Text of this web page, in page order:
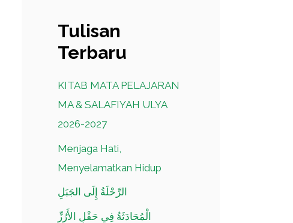
Tulisan
Terbaru
KITAB MATA PELAJARAN
MA & SALAFIYAH ULYA
2026-2027
Menjaga Hati,
Menyelamatkan Hidup
الرِّحْلَةُ إِلَى الجَبَلِ
الْمُحَادَثَةُ فِي حَقْلِ الأَرُزِّ